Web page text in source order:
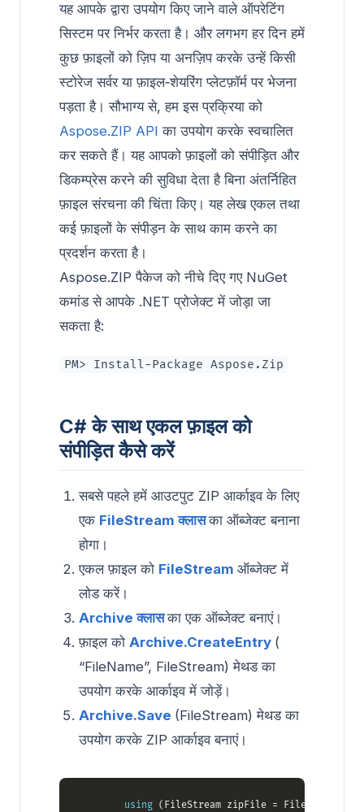
यह आपके द्वारा उपयोग किए जाने वाले ऑपरेटिंग
सिस्टम पर निर्भर करता है। और लगभग हर दिन हमें
कुछ फ़ाइलों को ज़िप या अनज़िप करके उन्हें किसी
स्टोरेज सर्वर या फ़ाइल‑शेयरिंग प्लेटफ़ॉर्म पर भेजना
पड़ता है। सौभाग्य से, हम इस प्रक्रिया को
Aspose.ZIP API का उपयोग करके स्वचालित
कर सकते हैं। यह आपको फ़ाइलों को संपीड़ित और
डिकम्प्रेस करने की सुविधा देता है बिना अंतर्निहित
फ़ाइल संरचना की चिंता किए। यह लेख एकल तथा
कई फ़ाइलों के संपीड़न के साथ काम करने का
प्रदर्शन करता है।
Aspose.ZIP पैकेज को नीचे दिए गए NuGet
कमांड से आपके .NET प्रोजेक्ट में जोड़ा जा
सकता है:
PM> Install-Package Aspose.Zip
C# के साथ एकल फ़ाइल को
संपीड़ित कैसे करें
सबसे पहले हमें आउटपुट ZIP आर्काइव के लिए
एक FileStream क्लास का ऑब्जेक्ट बनाना
होगा।
एकल फ़ाइल को FileStream ऑब्जेक्ट में
लोड करें।
Archive क्लास का एक ऑब्जेक्ट बनाएं।
फ़ाइल को Archive.CreateEntry (
“FileName”, FileStream) मेथड का
उपयोग करके आर्काइव में जोड़ें।
Archive.Save (FileStream) मेथड का
उपयोग करके ZIP आर्काइव बनाएं।
using (FileStream zipFile =